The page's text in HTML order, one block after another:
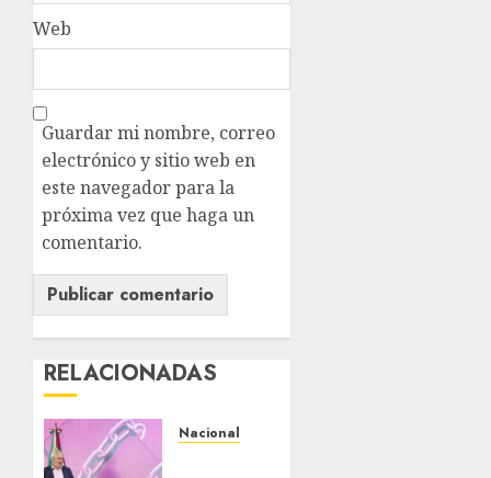
Web
Guardar mi nombre, correo
electrónico y sitio web en
este navegador para la
próxima vez que haga un
comentario.
RELACIONADAS
Nacional